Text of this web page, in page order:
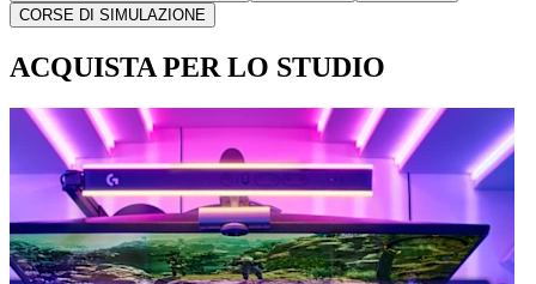
CORSE DI SIMULAZIONE
ACQUISTA PER LO STUDIO